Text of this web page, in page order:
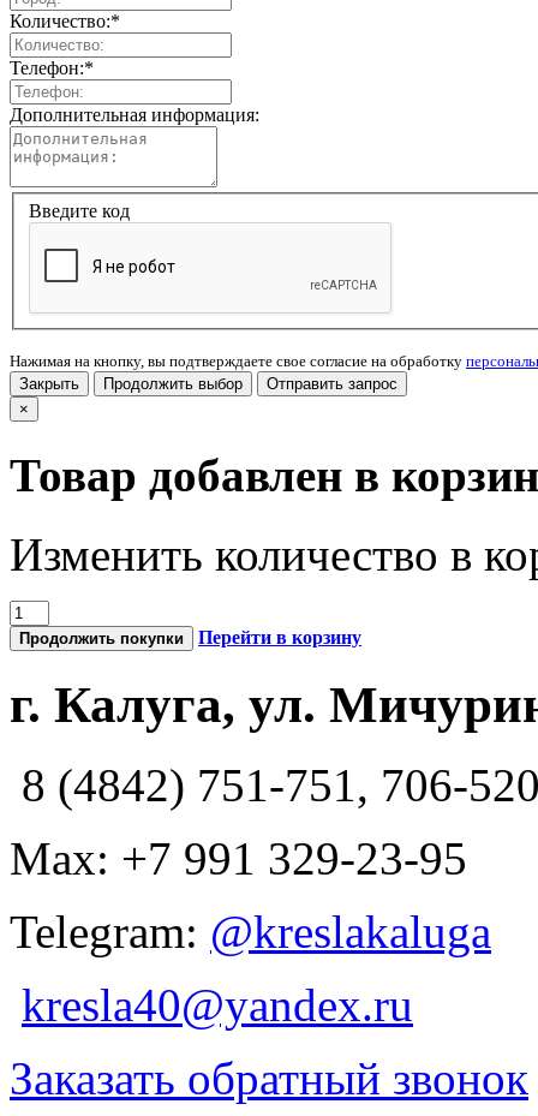
Количество:*
Телефон:*
Дополнительная информация:
Введите код
Нажимая на кнопку, вы подтверждаете свое согласие на обработку
Закрыть
Продолжить выбор
Отправить запрос
×
Товар добавлен в
Изменить количество в
Продолжить покупки Перейти в корзину
г. Калуга, ул.
8 (4842) 751-751, 706-
Max: +7 991 329-23-95
Telegram: @kreslakaluga
kresla40@yandex.ru
Заказать обратный звонок